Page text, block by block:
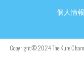
個人情
Copyright © 2024 The Kure